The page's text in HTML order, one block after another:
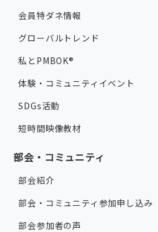
会員特ダネ情報
グローバルトレンド
私とPMBOK®
体験・コミュニティイベント
SDGs活動
短時間映像教材
部会・コミュニティ
部会紹介
部会・コミュニティ参加申し込み
部会参加者の声